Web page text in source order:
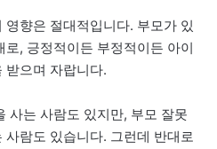
향은 절대적입니다. 부모가 있
, 긍정적이든 부정적이든 아이
받으며 자랍니다.
사는 사람도 있지만, 부모 잘못
람도 있습니다. 그런데 반대로